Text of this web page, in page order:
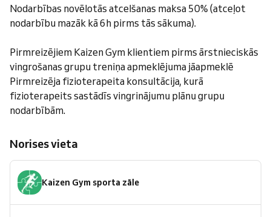
Nodarbības novēlotās atcelšanas maksa 50% (atceļot
nodarbību mazāk kā 6h pirms tās sākuma).
Pirmreizējiem Kaizen Gym klientiem pirms ārstnieciskās
vingrošanas grupu treniņa apmeklējuma jāapmeklē
Pirmreizēja fizioterapeita konsultācija, kurā
fizioterapeits sastādīs vingrinājumu plānu grupu
nodarbībām.
Norises vieta
Kaizen Gym sporta zāle